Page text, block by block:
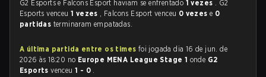
G2 Esports e Falcons Esport haviam se enfrentado 1 vezes . G2
Esports venceu1 vezes , Falcons Esport venceu 0 vezese 0
partidas terminaram empatadas.
A última partida entre os times foi jogada dia 16 de jun. de
2026 às 18:20 no Europe MENA League Stage 1 onde G2
Esportsvenceu1 - 0 .